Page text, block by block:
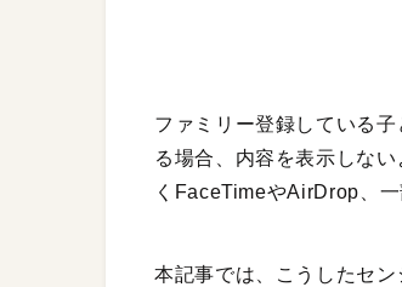
ファミリー登録している
る場合、内容を表示しな
くFaceTimeやAirDrop、
本記事では、こうしたセ